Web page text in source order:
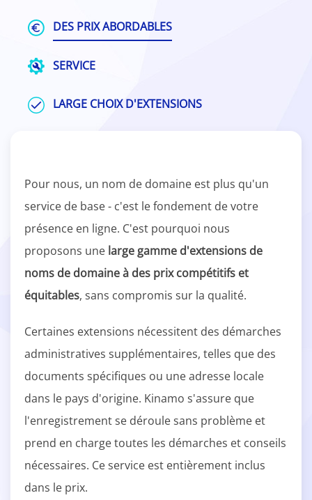
DES PRIX ABORDABLES
SERVICE
LARGE CHOIX D'EXTENSIONS
Pour nous, un nom de domaine est plus qu'un
service de base - c'est le fondement de votre
présence en ligne. C'est pourquoi nous
proposons une large gamme d'extensions de
noms de domaine à des prix compétitifs et
équitables, sans compromis sur la qualité.
Certaines extensions nécessitent des démarches
administratives supplémentaires, telles que des
documents spécifiques ou une adresse locale
dans le pays d'origine. Kinamo s'assure que
l'enregistrement se déroule sans problème et
prend en charge toutes les démarches et conseils
nécessaires. Ce service est entièrement inclus
dans le prix.